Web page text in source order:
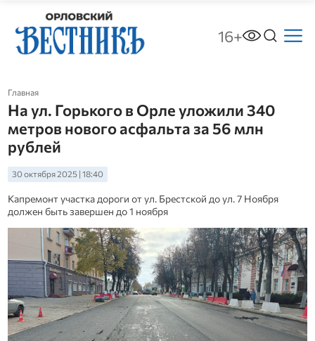
16+
Главная
На ул. Горького в Орле уложили 340
метров нового асфальта за 56 млн
рублей
30 октября 2025 | 18:40
Капремонт участка дороги от ул. Брестской до ул. 7 Ноября
должен быть завершен до 1 ноября